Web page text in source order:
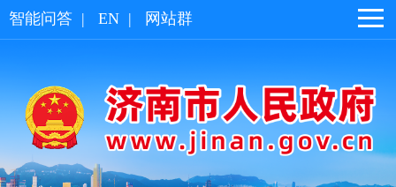
智能问答 | EN | 网站群